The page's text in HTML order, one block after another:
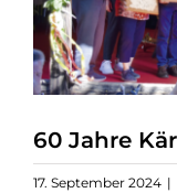
60 Jahre
17. September 2024 |